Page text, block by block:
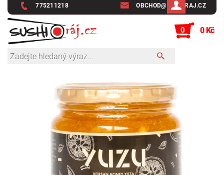
775211218 OBCHOD@SUSHIRAJ.CZ
0 0 Kč